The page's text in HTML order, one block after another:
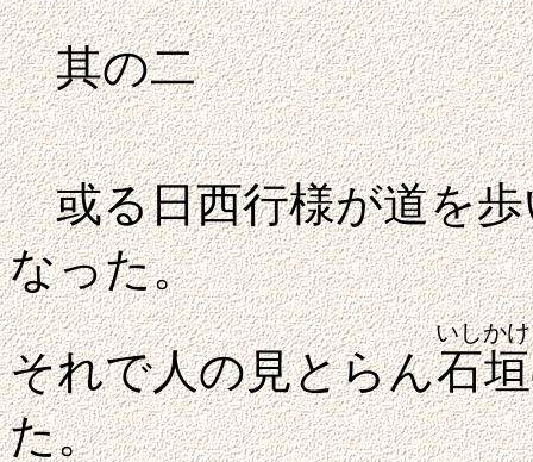
其の二
或る日西行様が道を歩
なった。
それで人の見とらん石垣
いしかけ
た。